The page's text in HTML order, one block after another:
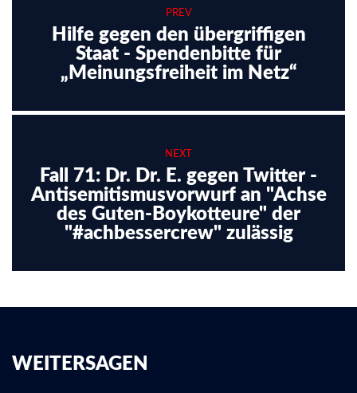
PREV
Hilfe gegen den übergriffigen
Staat - Spendenbitte für
„Meinungsfreiheit im Netz“
NEXT
Fall 71: Dr. Dr. E. gegen Twitter -
Antisemitismusvorwurf an "Achse
des Guten-Boykotteure" der
"#achbessercrew" zulässig
WEITERSAGEN